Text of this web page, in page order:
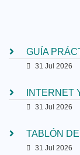
GUÍA
31 Jul 2026
INTERNET
31 Jul 2026
TABLÓN
31 Jul 2026